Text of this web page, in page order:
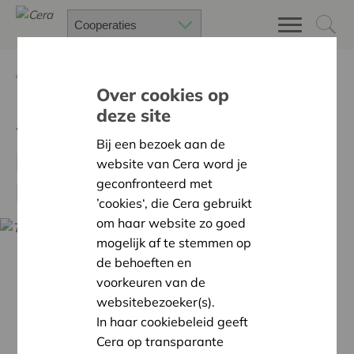
Webinar 'Balans- en
liquiditeitstest in de
praktijk'
Over cookies op
deze site
Bij een bezoek aan de
website van Cera word je
geconfronteerd met
’cookies‘, die Cera gebruikt
om haar website zo goed
mogelijk af te stemmen op
de behoeften en
voorkeuren van de
websitebezoeker(s).
In haar cookiebeleid geeft
Cera op transparante